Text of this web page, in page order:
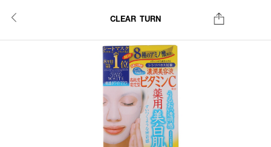
CLEAR TURN